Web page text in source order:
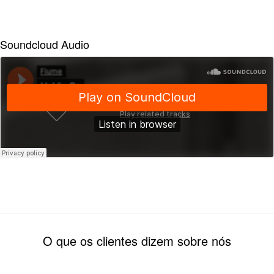
Soundcloud Audio
O que os clientes dizem sobre nós